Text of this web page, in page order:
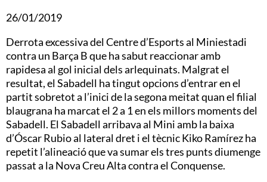
26/01/2019
Derrota excessiva del Centre d’Esports al Miniestadi
contra un Barça B que ha sabut reaccionar amb
rapidesa al gol inicial dels arlequinats. Malgrat el
resultat, el Sabadell ha tingut opcions d’entrar en el
partit sobretot a l’inici de la segona meitat quan el filial
blaugrana ha marcat el 2 a 1 en els millors moments del
Sabadell. El Sabadell arribava al Mini amb la baixa
d’Óscar Rubio al lateral dret i el tècnic Kiko Ramírez ha
repetit l’alineació que va sumar els tres punts diumenge
passat a la Nova Creu Alta contra el Conquense.